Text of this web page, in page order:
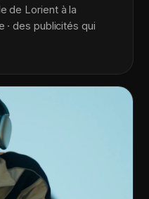
de Lorient à la
· des publicités qui